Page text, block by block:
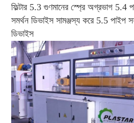
ফিল্টার 5.3 গুণমানের স্প্রে অগ্রভাগ 5.4
সমর্থন ডিভাইস সামঞ্জস্য করে 5.5 পাইপ
ডিভাইস